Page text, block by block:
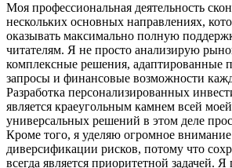
Моя профессиональная деятельность
нескольких основных направлениях,
оказывать максимально полную
читателям. Я не просто анализирую
комплексные решения, адаптированные
запросы и финансовые возможности
Разработка персонализированных
является краеугольным камнем всей
универсальных решений в этом деле
Кроме того, я уделяю огромное
диверсификации рисков, потому что
всегда является приоритетной задачей.